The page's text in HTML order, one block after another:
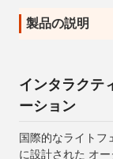
製品の説明
インタラクテ
ーション
国際的なライトフ
に設計された オ